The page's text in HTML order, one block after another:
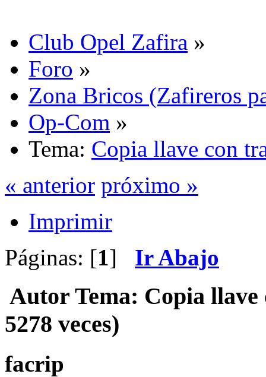
Club Opel Zafira »
Foro »
Zona Bricos (Zafireros
Op-Com »
Tema: Copia llave con
« anterior próximo »
Imprimir
Páginas: [1] Ir Abajo
Autor Tema: Copia
5278 veces)
facrip